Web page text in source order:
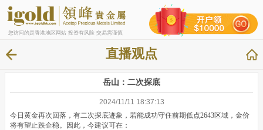
您访问的是香港地区网站 投资有风险 交易需谨慎
直播观点
岳山：二次探底
2024/11/11 18:37:13
今日黄金再次回落，有二次探底迹象，若能成功守住前期低点2643区域，金价
将有望止跌企稳。因此，今建议可在：